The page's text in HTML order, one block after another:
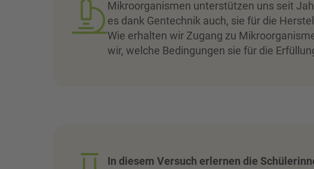
Mikroorganismen unterstützen uns seit
es dank Gentechnik auch, sie für die
Wie erhalten wir Zugang zu
wir, welche Bedingungen sie für die
In diesem Versuch erlernen die